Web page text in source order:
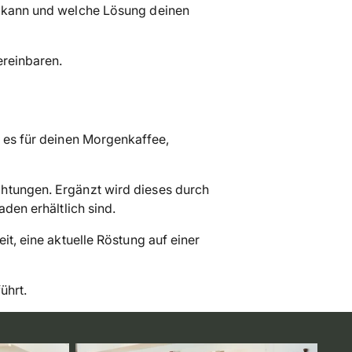
und welche Lösung deinen
für deinen Morgenkaffee,
Ergänzt wird dieses durch
erhältlich sind.
eine aktuelle Röstung auf einer